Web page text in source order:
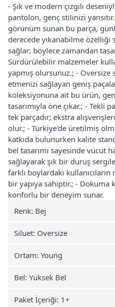
- Şık ve modern çizgili
pantolon, genç stilinizi
görünüm sunan bu parça,
derecede yıkanabilme özelliği
sağlar; böylece zamandan
Sürdürülebilir malzemeler
yapmış olursunuz.; -
etmenizi sağlayan geniş
koleksiyonuna ait bu ürün,
tasarımıyla öne çıkar.; - Tekli
tek parçadır; ekstra
olur.; - Türkiye'de üretilmiş
katkıda bulunurken kalite
bel tasarımı sayesinde vücut
sağlayarak şık bir duruş
farklı boylardaki
bir yapıya sahiptir.; - Dokuma
konforlu bir deneyim sunar.
Renk: Bej
Siluet: Oversize
Ortam: Young
Bel: Yüksek Bel
Paket İçeriği: 1+